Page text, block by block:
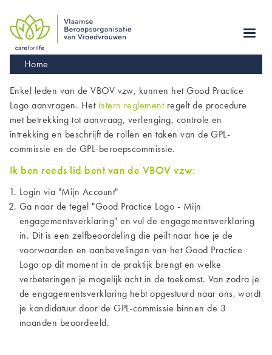
main
navigation
Kruimelpad
Home
Enkel leden van de VBOV vzw, kunnen het Good Practice
Logo aanvragen. Het intern reglement regelt de procedure
met betrekking tot aanvraag, verlenging, controle en
intrekking en beschrijft de rollen en taken van de GPL-
commissie en de GPL-beroepscommissie.
Ik ben reeds lid bent van de VBOV vzw:
Login via "Mijn Account"
Ga naar de tegel "Good Practice Logo - Mijn
engagementsverklaring" en vul de engagementsverklaring
in. Dit is een zelfbeoordeling die peilt naar hoe je de
voorwaarden en aanbevelingen van het Good Practice
Logo op dit moment in de praktijk brengt en welke
verbeteringen je mogelijk acht in de toekomst. Van zodra je
de engagementsverklaring hebt opgestuurd naar ons, wordt
je kandidatuur door de GPL-commissie binnen de 3
maanden beoordeeld.